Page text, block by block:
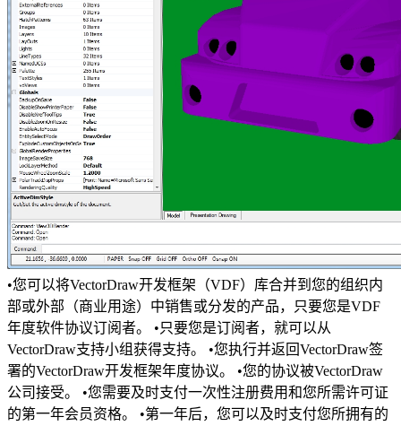
•您可以将VectorDraw开发框架（VDF）库合并到您的组织内
部或外部（商业用途）中销售或分发的产品，只要您是VDF
年度软件协议订阅者。 •只要您是订阅者，就可以从
VectorDraw支持小组获得支持。 •您执行并返回VectorDraw签
署的VectorDraw开发框架年度协议。 •您的协议被VectorDraw
公司接受。 •您需要及时支付一次性注册费用和您所需许可证
的第一年会员资格。 •第一年后，您可以及时支付您所拥有的